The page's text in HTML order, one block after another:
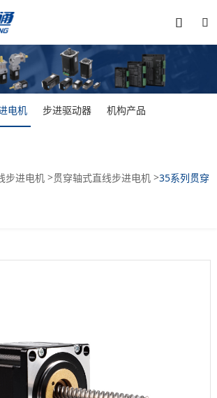


电机 步进驱动器 机构产品
步进电机>贯穿轴式直线步进电机>35系列贯穿